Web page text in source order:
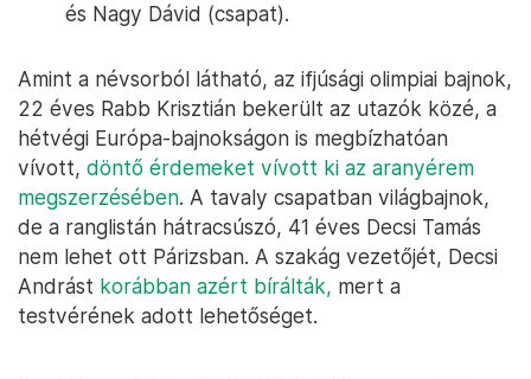
és Nagy Dávid (csapat).
Amint a névsorból látható, az ifjúsági olimpiai bajnok,
22 éves Rabb Krisztián bekerült az utazók közé, a
hétvégi Európa-bajnokságon is megbízhatóan
vívott, döntő érdemeket vívott ki az aranyérem
megszerzésében. A tavaly csapatban világbajnok,
de a ranglistán hátracsúszó, 41 éves Decsi Tamás
nem lehet ott Párizsban. A szakág vezetőjét, Decsi
Andrást korábban azért bírálták, mert a
testvérének adott lehetőséget.